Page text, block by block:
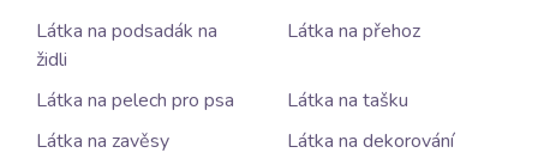
Látka na podsadák na
židli
Látka na přehoz
Látka na pelech pro psa
Látka na tašku
Látka na zavěsy
Látka na dekorování